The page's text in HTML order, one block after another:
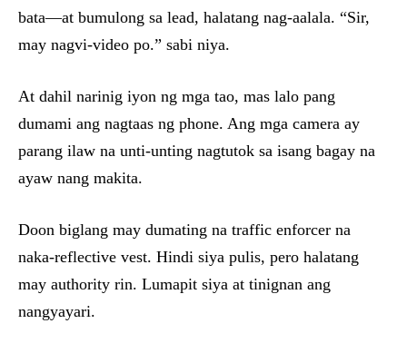
bata—at bumulong sa lead, halatang nag-aalala. “Sir,
may nagvi-video po.” sabi niya.
At dahil narinig iyon ng mga tao, mas lalo pang
dumami ang nagtaas ng phone. Ang mga camera ay
parang ilaw na unti-unting nagtutok sa isang bagay na
ayaw nang makita.
Doon biglang may dumating na traffic enforcer na
naka-reflective vest. Hindi siya pulis, pero halatang
may authority rin. Lumapit siya at tinignan ang
nangyayari.